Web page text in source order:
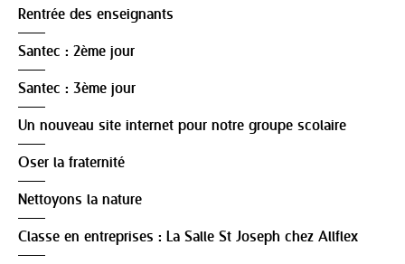
Rentrée des enseignants
Santec : 2ème jour
Santec : 3ème jour
Un nouveau site internet pour notre groupe scolaire
Oser la fraternité
Nettoyons la nature
Classe en entreprises : La Salle St Joseph chez Allflex